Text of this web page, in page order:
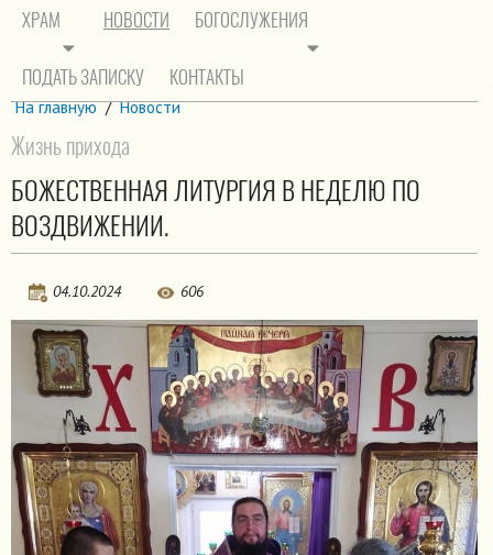
ХРАМ НОВОСТИ БОГОСЛУЖЕНИЯ
ПОДАТЬ ЗАПИСКУ КОНТАКТЫ
На главную / Новости
Жизнь прихода
БОЖЕСТВЕННАЯ ЛИТУРГИЯ В НЕДЕЛЮ ПО
ВОЗДВИЖЕНИИ.
04.10.2024 606